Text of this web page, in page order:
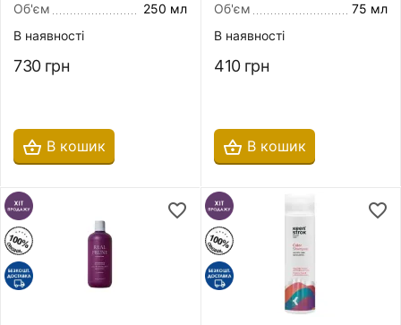
Об'єм
250 мл
В наявності
730 грн
В кошик
Об'єм
75 мл
В наявності
410 грн
В кошик